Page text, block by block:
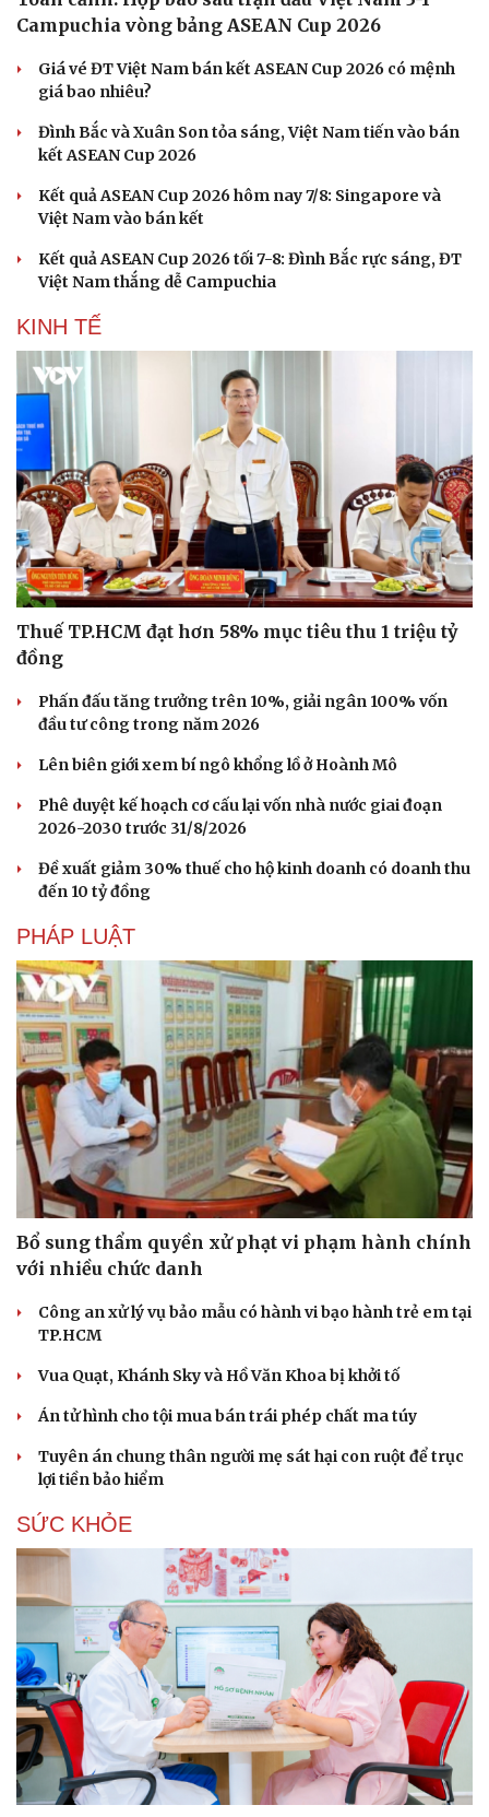
Du lịch
Tư vấn
Săn Tour
check-in
Podcast
Kể chuyện cho bé
Hạt giống tâm hồn
Campuchia vòng bảng ASEAN Cup 2026
Giá vé ĐT Việt Nam bán kết ASEAN Cup 2026 có mệnh
giá bao nhiêu?
Đình Bắc và Xuân Son tỏa sáng, Việt Nam tiến vào bán
kết ASEAN Cup 2026
Kết quả ASEAN Cup 2026 hôm nay 7/8: Singapore và
Việt Nam vào bán kết
Kết quả ASEAN Cup 2026 tối 7-8: Đình Bắc rực sáng, ĐT
Việt Nam thắng dễ Campuchia
KINH TẾ
Thuế TP.HCM đạt hơn 58% mục tiêu thu 1 triệu tỷ
đồng
Phấn đấu tăng trưởng trên 10%, giải ngân 100% vốn
đầu tư công trong năm 2026
Lên biên giới xem bí ngô khổng lồ ở Hoành Mô
Phê duyệt kế hoạch cơ cấu lại vốn nhà nước giai đoạn
2026-2030 trước 31/8/2026
Đề xuất giảm 30% thuế cho hộ kinh doanh có doanh thu
đến 10 tỷ đồng
PHÁP LUẬT
Bổ sung thẩm quyền xử phạt vi phạm hành chính
với nhiều chức danh
Công an xử lý vụ bảo mẫu có hành vi bạo hành trẻ em tại
TP.HCM
Vua Quạt, Khánh Sky và Hồ Văn Khoa bị khởi tố
Án tử hình cho tội mua bán trái phép chất ma túy
Tuyên án chung thân người mẹ sát hại con ruột để trục
lợi tiền bảo hiểm
SỨC KHỎE